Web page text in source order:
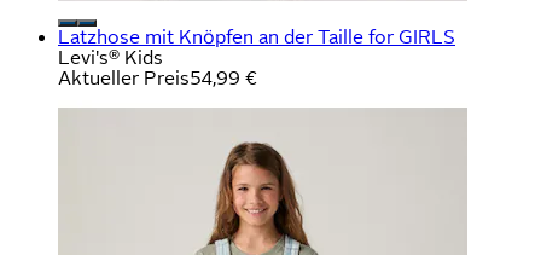
Latzhose mit Knöpfen an der Taille for GIRLS
Levi's® Kids
Aktueller Preis54,99 €